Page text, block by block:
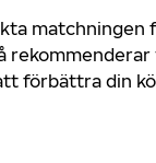
matchningen
förbättra din